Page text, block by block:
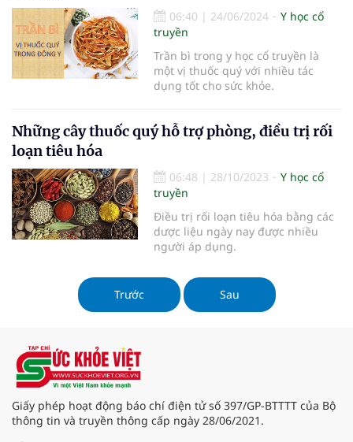
06:40 | 24/06/2024
Y học cổ
truyền
Trần bì trong y học cổ truyền là
một vị thuốc quý với nhiều tác
dụng tốt cho sức khỏe.
Những cây thuốc quý hỗ trợ phòng, điều trị rối
loạn tiêu hóa
06:48 | 28/10/2023
Y học cổ
truyền
Điều trị rối loạn tiêu hóa bằng các
dược liệu ngày nay được nhiều
người áp dụng.
Trước Sau
Giấy phép hoạt động báo chí điện tử số 397/GP-BTTTT của Bộ
thông tin và truyền thông cấp ngày 28/06/2021.